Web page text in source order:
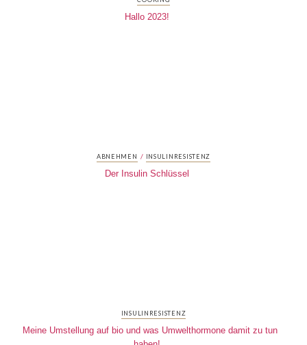
Hallo 2023!
ABNEHMEN / INSULINRESISTENZ
Der Insulin Schlüssel
INSULINRESISTENZ
Meine Umstellung auf bio und was Umwelthormone damit zu tun